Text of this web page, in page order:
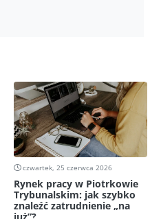
czwartek, 25 czerwca 2026
Rynek pracy w Piotrkowie
Trybunalskim: jak szybko
znaleźć zatrudnienie „na